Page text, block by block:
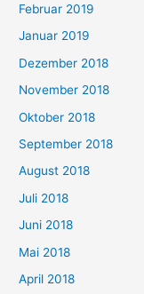
Februar 2019
Januar 2019
Dezember 2018
November 2018
Oktober 2018
September 2018
August 2018
Juli 2018
Juni 2018
Mai 2018
April 2018